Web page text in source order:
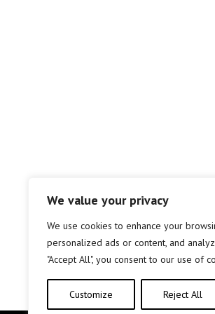
We value your privacy
We use cookies to enhance your
personalized ads or content, and
"Accept All", you consent to our use of
Customize Reject All